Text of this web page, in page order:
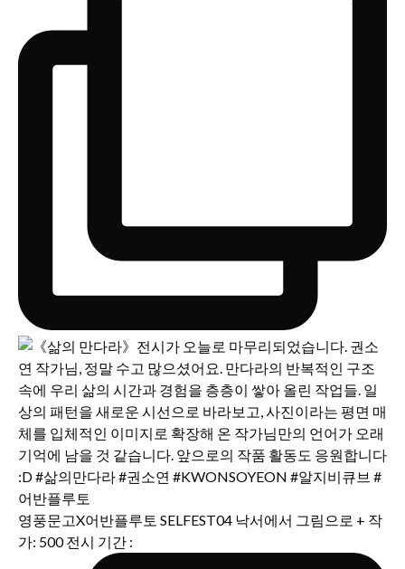
영풍문고X어반플루토 SELFEST04 낙서에서 그림으로 + 작
가: 500 전시 기간 :